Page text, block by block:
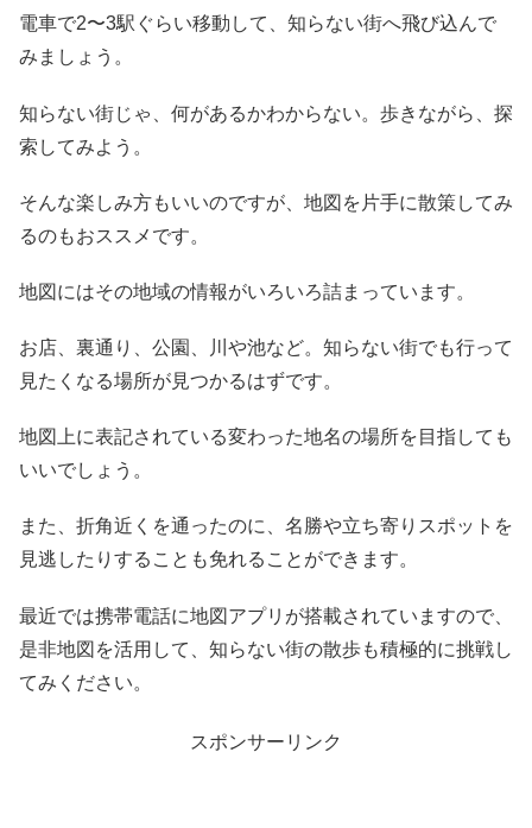
電車で2〜3駅ぐらい移動して、知らない街へ飛び込んで
みましょう。
知らない街じゃ、何があるかわからない。歩きながら、探
索してみよう。
そんな楽しみ方もいいのですが、地図を片手に散策してみ
るのもおススメです。
地図にはその地域の情報がいろいろ詰まっています。
お店、裏通り、公園、川や池など。知らない街でも行って
見たくなる場所が見つかるはずです。
地図上に表記されている変わった地名の場所を目指しても
いいでしょう。
また、折角近くを通ったのに、名勝や立ち寄りスポットを
見逃したりすることも免れることができます。
最近では携帯電話に地図アプリが搭載されていますので、
是非地図を活用して、知らない街の散歩も積極的に挑戦し
てみください。
スポンサーリンク